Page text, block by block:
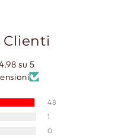
Clienti
su 5
48
1
0